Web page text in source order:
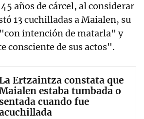
años de cárcel, al considerar
13 cuchilladas a Maialen, su
intención de matarla" y
consciente de sus actos".
Ertzaintza constata que
estaba tumbada o
sentada cuando fue